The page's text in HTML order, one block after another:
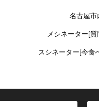
名古屋市
メシネーター[
スシネーター[今食